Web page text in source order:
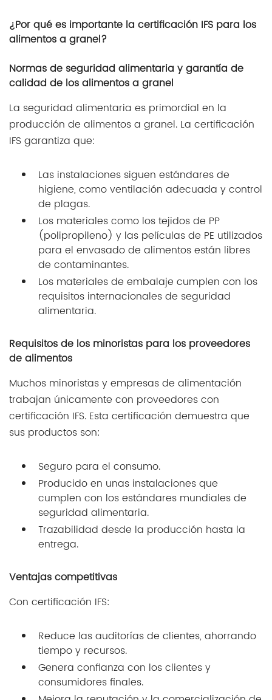
¿Por qué es importante la certificación IFS para los
alimentos a granel?
Normas de seguridad alimentaria y garantía de
calidad de los alimentos a granel
La seguridad alimentaria es primordial en la
producción de alimentos a granel. La certificación
IFS garantiza que:
Las instalaciones siguen estándares de
higiene, como ventilación adecuada y control
de plagas.
Los materiales como los tejidos de PP
(polipropileno) y las películas de PE utilizados
para el envasado de alimentos están libres
de contaminantes.
Los materiales de embalaje cumplen con los
requisitos internacionales de seguridad
alimentaria.
Requisitos de los minoristas para los proveedores
de alimentos
Muchos minoristas y empresas de alimentación
trabajan únicamente con proveedores con
certificación IFS. Esta certificación demuestra que
sus productos son:
Seguro para el consumo.
Producido en unas instalaciones que
cumplen con los estándares mundiales de
seguridad alimentaria.
Trazabilidad desde la producción hasta la
entrega.
Ventajas competitivas
Con certificación IFS:
Reduce las auditorías de clientes, ahorrando
tiempo y recursos.
Genera confianza con los clientes y
consumidores finales.